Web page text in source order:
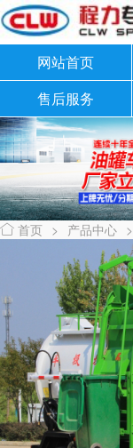
网站首页
售后服务
 首页 > 产品中心 >